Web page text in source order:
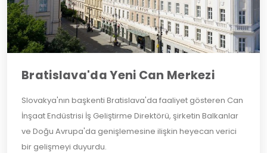
Bratislava'da Yeni Can Merkezi
Slovakya'nın başkenti Bratislava'da faaliyet gösteren Can
İnşaat Endüstrisi İş Geliştirme Direktörü, şirketin Balkanlar
ve Doğu Avrupa'da genişlemesine ilişkin heyecan verici
bir gelişmeyi duyurdu.